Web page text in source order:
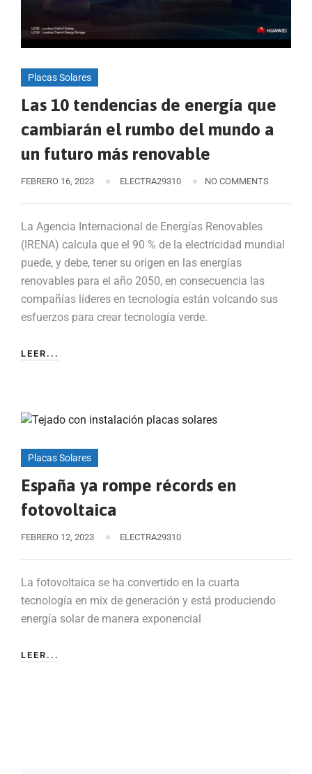
Placas Solares
Las 10 tendencias de energía que
cambiarán el rumbo del mundo a
un futuro más renovable
FEBRERO 16, 2023 ELECTRA29310 NO COMMENTS
La Agencia Internacional de Energías Renovables
(IRENA) calcula que el 90 % de la electricidad mundial
puede, y debe, tener su origen en las energías
renovables para el año 2050, en consecuencia las
compañías líderes en tecnología están volcando sus
esfuerzos para crear tecnología verde.
LEER...
Placas Solares
España ya rompe récords en
fotovoltaica
FEBRERO 12, 2023 ELECTRA29310
La fotovoltaica se ha convertido en la cuarta
tecnología en mix de generación y está produciendo
energía solar de manera exponencial
LEER...